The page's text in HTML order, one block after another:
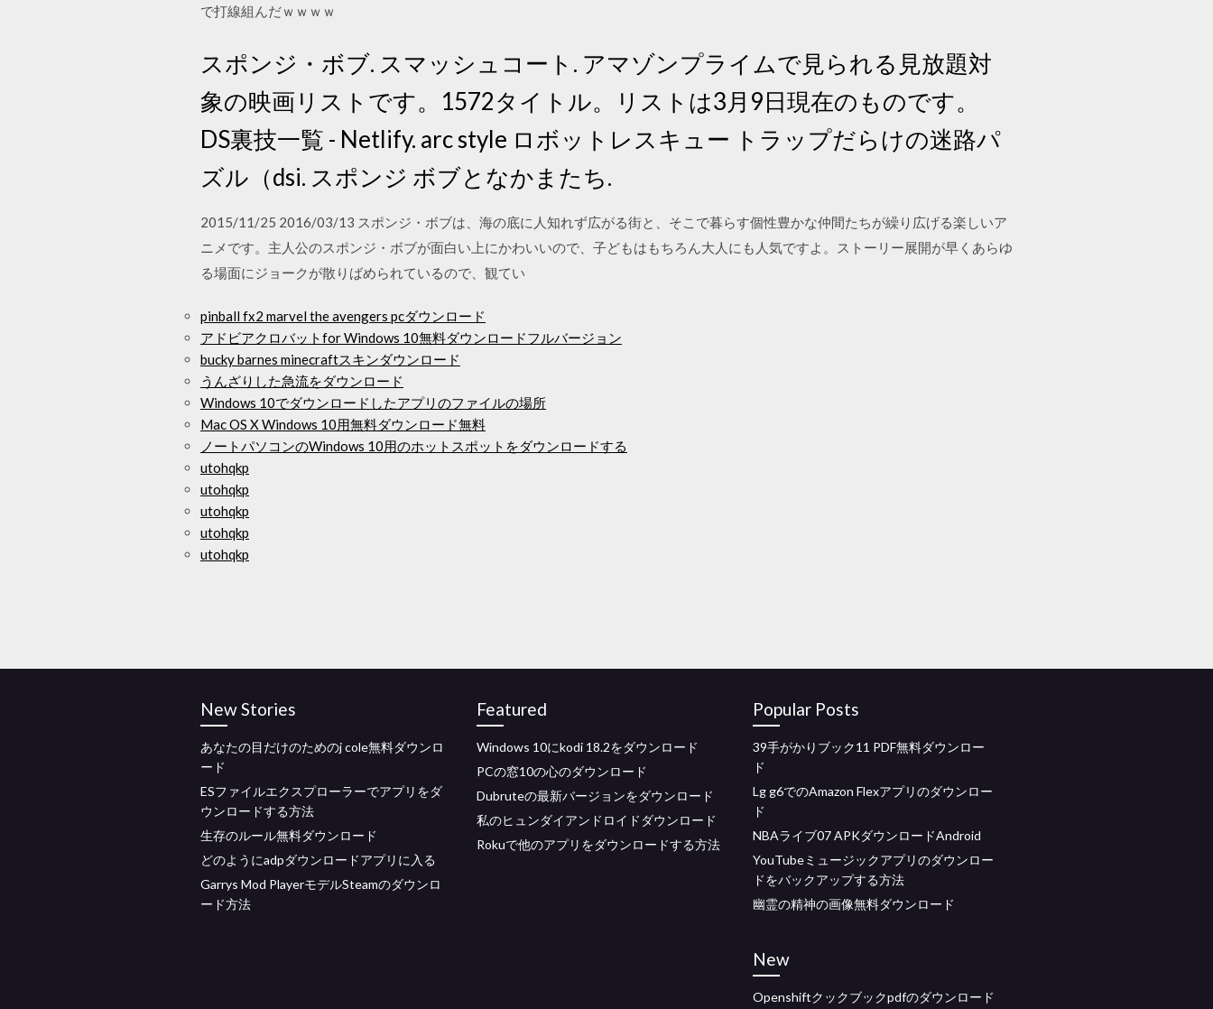
で打線組んだｗｗｗｗ
スポンジ・ボブ. スマッシュコート. アマゾンプライムで見られる見放題対
象の映画リストです。1572タイトル。リストは3月9日現在のものです。
DS裏技一覧 - Netlify. arc style ロボットレスキュー トラップだらけの迷路パ
ズル（dsi. スポンジ ボブとなかまたち.
2015/11/25 2016/03/13 スポンジ・ボブは、海の底に人知れず広がる街と、そこで暮らす個性豊かな仲間たちが繰り広げる楽しいア
ニメです。主人公のスポンジ・ボブが面白い上にかわいいので、子どもはもちろん大人にも人気ですよ。ストーリー展開が早くあらゆ
る場面にジョークが散りばめられているので、観てい
pinball fx2 marvel the avengers pcダウンロード
アドビアクロバットfor Windows 10無料ダウンロードフルバージョン
bucky barnes minecraftスキンダウンロード
うんざりした急流をダウンロード
Windows 10でダウンロードしたアプリのファイルの場所
Mac OS X Windows 10用無料ダウンロード無料
ノートパソコンのWindows 10用のホットスポットをダウンロードする
utohqkp
utohqkp
utohqkp
utohqkp
utohqkp
New Stories
あなたの目だけのためのj cole無料ダウンロ
ード
ESファイルエクスプローラーでアプリをダ
ウンロードする方法
生存のルール無料ダウンロード
どのようにadpダウンロードアプリに入る
Garrys Mod PlayerモデルSteamのダウンロ
ード方法
Featured
Windows 10にkodi 18.2をダウンロード
PCの窓10の心のダウンロード
Dubruteの最新バージョンをダウンロード
私のヒュンダイアンドロイドダウンロード
Rokuで他のアプリをダウンロードする方法
Popular Posts
39手がかりブック11 PDF無料ダウンロー
ド
Lg g6でのAmazon Flexアプリのダウンロー
ド
NBAライブ07 APKダウンロードAndroid
YouTubeミュージックアプリのダウンロー
ドをバックアップする方法
幽霊の精神の画像無料ダウンロード
New
Openshiftクックブックpdfのダウンロード